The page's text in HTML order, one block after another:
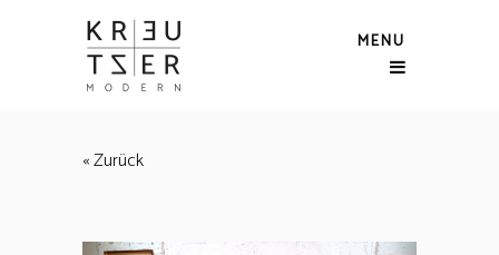
MENU
« Zurück